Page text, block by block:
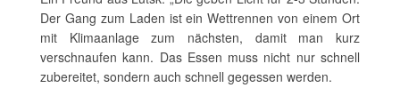
Der Gang zum Laden ist ein Wettrennen von einem Ort
mit Klimaanlage zum nächsten, damit man kurz
verschnaufen kann. Das Essen muss nicht nur schnell
zubereitet, sondern auch schnell gegessen werden.